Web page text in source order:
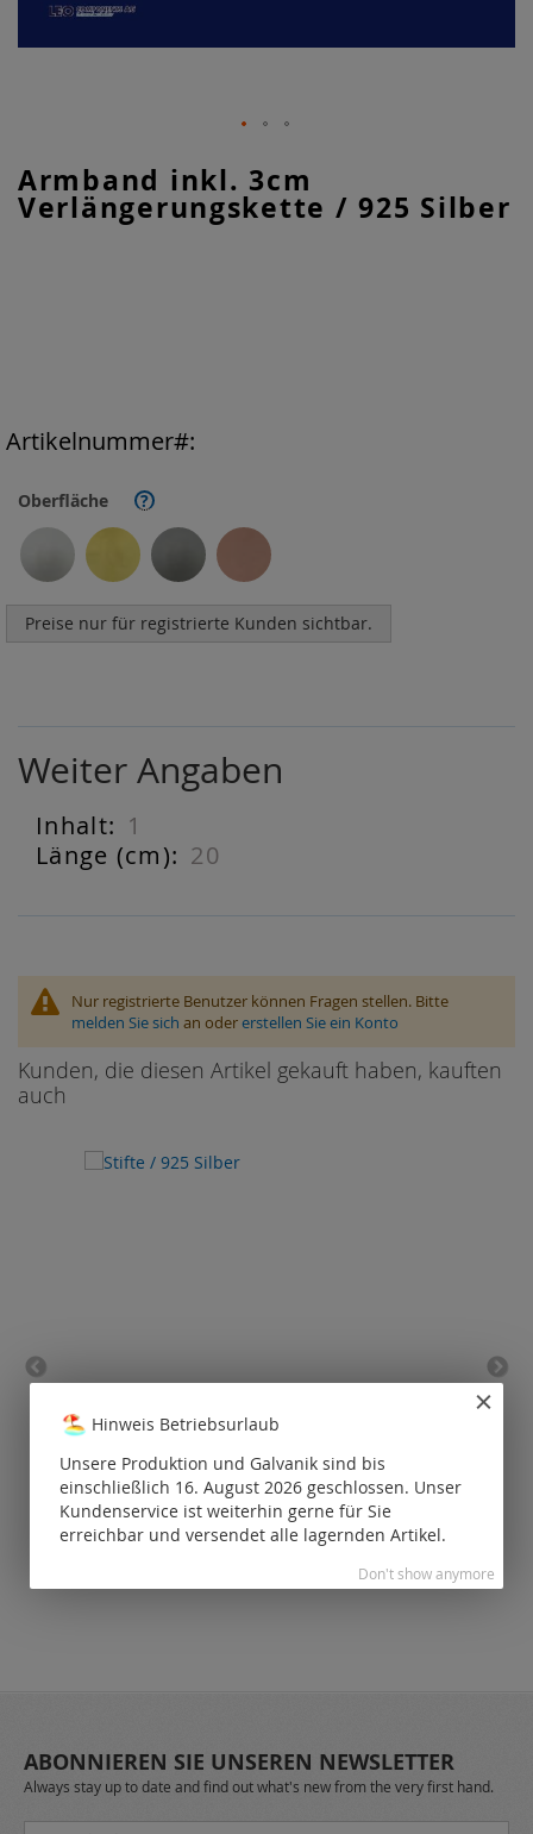
Armband inkl. 3cm
Verlängerungskette / 925 Silber
Oberfläche ?
Preise nur für registrierte Kunden sichtbar.
Artikelnummer
Anfang
der
Bildgalerie
Weiter Angaben
Weiter
Angaben
1
20
Nur registrierte Benutzer können Fragen stellen. Bitte
melden Sie sich an odererstellen Sie ein Konto
Kunden, die diesen Artikel gekauft haben, kauften
auch
Preise nur für
registrierte
Kunden
sichtbar.
ABONNIEREN SIE UNSEREN NEWSLETTER
Always stay up to date and find out what's new from the very first hand.
Hinweis Betriebsurlaub
Unsere Produktion und Galvanik sind bis
einschließlich 16. August 2026 geschlossen. Unser
Kundenservice ist weiterhin gerne für Sie
erreichbar und versendet alle lagernden Artikel.
Don't show anymore